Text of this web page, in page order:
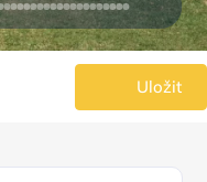
Uložit